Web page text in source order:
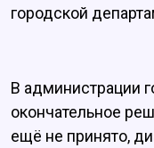
городской
В администрации
окончательное
ещё не принято,